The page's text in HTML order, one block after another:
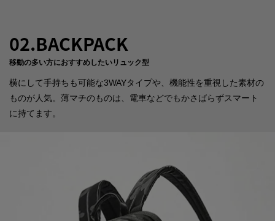
02.BACKPACK
移動の多い方におすすめしたいリュック型
横にして手持ちも可能な3WAYタイプや、機能性を重視した素材の
ものが人気。薄マチのものは、電車などでもかさばらずスマート
に持てます。